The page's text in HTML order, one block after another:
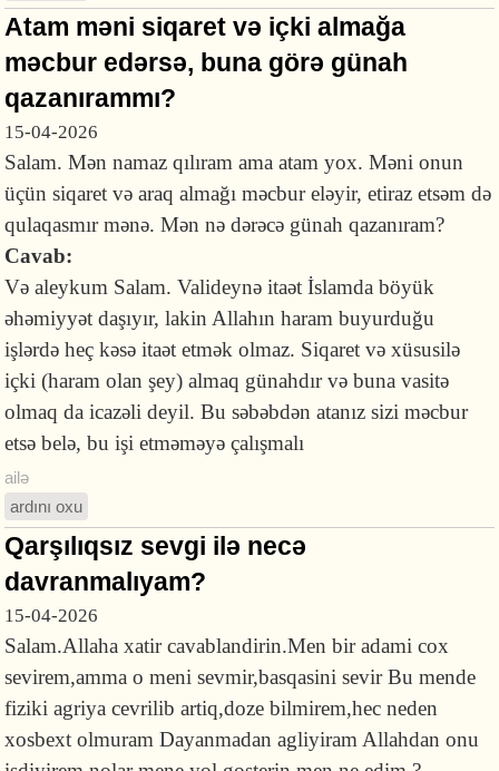
Atam məni siqaret və içki almağa
məcbur edərsə, buna görə günah
qazanırammı?
15-04-2026
Salam. Mən namaz qılıram ama atam yox. Məni onun
üçün siqaret və araq almağı məcbur eləyir, etiraz etsəm də
qulaqasmır mənə. Mən nə dərəcə günah qazanıram?
Cavab:
Və aleykum Salam. Valideynə itaət İslamda böyük
əhəmiyyət daşıyır, lakin Allahın haram buyurduğu
işlərdə heç kəsə itaət etmək olmaz. Siqaret və xüsusilə
içki (haram olan şey) almaq günahdır və buna vasitə
olmaq da icazəli deyil. Bu səbəbdən atanız sizi məcbur
etsə belə, bu işi etməməyə çalışmalı
ailə
ardını oxu
Qarşılıqsız sevgi ilə necə
davranmalıyam?
15-04-2026
Salam.Allaha xatir cavablandirin.Men bir adami cox
sevirem,amma o meni sevmir,basqasini sevir Bu mende
fiziki agriya cevrilib artiq,doze bilmirem,hec neden
xosbext olmuram Dayanmadan agliyiram Allahdan onu